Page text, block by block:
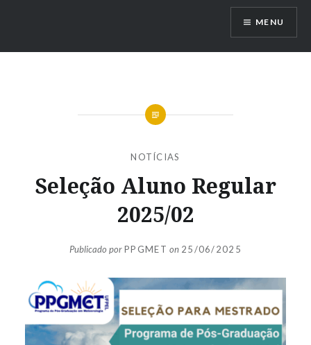
MENU
NOTÍCIAS
Seleção Aluno Regular
2025/02
Publicado porPPGMET on 25/06/2025